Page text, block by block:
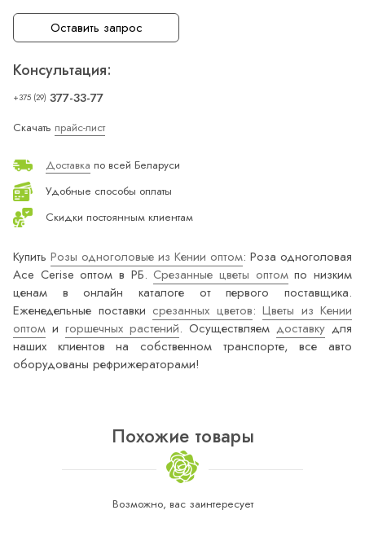
Оставить запрос
Консультация:
+375 (29) 377-33-77
Скачать прайс-лист
Доставка по всей Беларуси
Удобные способы оплаты
Скидки постоянным клиентам
Купить Розы одноголовые из Кении оптом: Роза одноголовая
Ace Cerise оптом в РБ. Срезанные цветы оптомпо низким
ценам в онлайн каталоге от первого поставщика.
Еженедельные поставки срезанных цветов: Цветы из Кении
оптом и горшечных растений. Осуществляем доставку для
наших клиентов на собственном транспорте, все авто
оборудованы рефрижераторами!
Похожие товары
Возможно, вас заинтересует